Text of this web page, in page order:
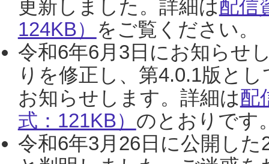
更新しました。詳細は配信
124KB） をご覧ください。
令和6年6月3日にお知らせ
りを修正し、第4.0.1版と
お知らせします。詳細は配
式：121KB） のとおりです
令和6年3月26日に公開し